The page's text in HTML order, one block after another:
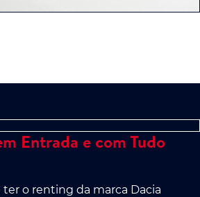
Entrada e com Tudo
o renting da marca Dacia